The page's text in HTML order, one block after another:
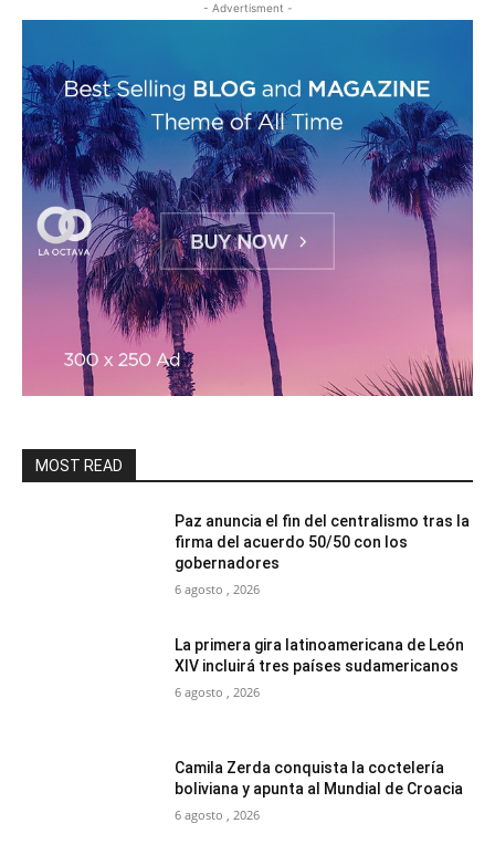
- Advertisment -
MOST READ
Paz anuncia el fin del centralismo tras la
firma del acuerdo 50/50 con los
gobernadores
6 agosto , 2026
La primera gira latinoamericana de León
XIV incluirá tres países sudamericanos
6 agosto , 2026
Camila Zerda conquista la coctelería
boliviana y apunta al Mundial de Croacia
6 agosto , 2026